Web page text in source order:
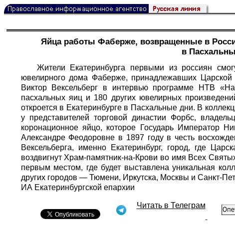
Яйца работы Фаберже, возвращенные в
в
Жители Екатеринбурга первыми из россиян
ювелирного дома Фаберже, принадлежавших
Виктор Вексельберг в интервью программе НТВ
пасхальных яиц и 180 других ювелирных
откроется в Екатеринбурге в Пасхальные дни. В
у представителей торговой династии Форбс,
коронационное яйцо, которое Государь Император
Александре Феодоровне в 1897 году в честь
Вексельберга, именно Екатеринбург, город, где
воздвигнут Храм-памятник-на-Крови во имя Всех
первым местом, где будет выставлена уникальная
других городов — Тюмени, Иркутска, Москвы и Санкт-
ИА Екатеринбургской епархии
Читать в Телеграм